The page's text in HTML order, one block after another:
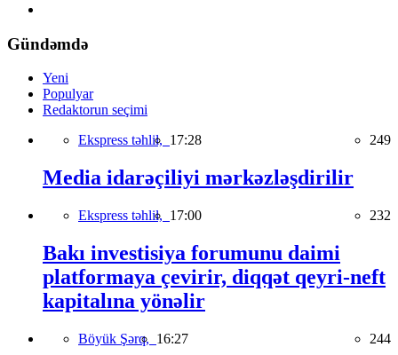
Gündəmdə
Yeni
Populyar
Redaktorun seçimi
Ekspress təhlil, 17:28 249
Media idarəçiliyi mərkəzləşdirilir
Ekspress təhlil, 17:00 232
Bakı investisiya forumunu daimi
platformaya çevirir, diqqət qeyri-neft
kapitalına yönəlir
Böyük Şərq, 16:27 244